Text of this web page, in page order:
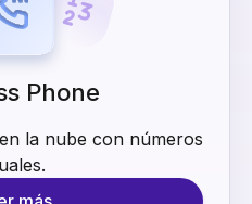
Phone
la nube con números